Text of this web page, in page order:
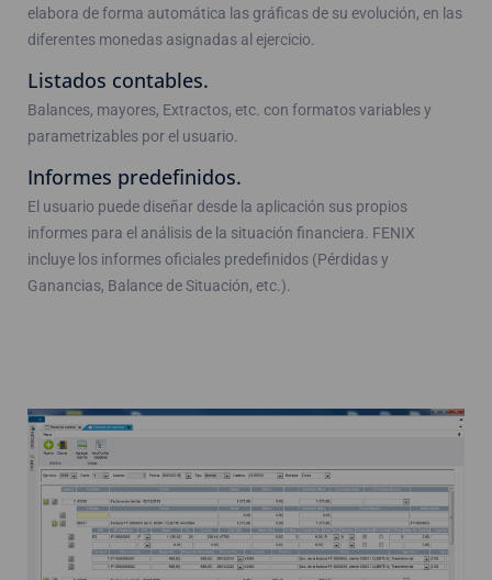
elabora de forma automática las gráficas de su evolución, en las
diferentes monedas asignadas al ejercicio.
Listados contables.
Balances, mayores, Extractos, etc. con formatos variables y
parametrizables por el usuario.
Informes predefinidos.
El usuario puede diseñar desde la aplicación sus propios
informes para el análisis de la situación financiera. FENIX
incluye los informes oficiales predefinidos (Pérdidas y
Ganancias, Balance de Situación, etc.).